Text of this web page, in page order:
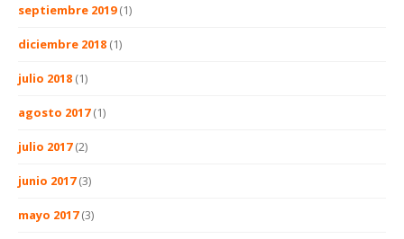
septiembre 2019(1)
diciembre 2018 (1)
julio 2018 (1)
agosto 2017(1)
julio 2017(2)
junio 2017(3)
mayo 2017(3)